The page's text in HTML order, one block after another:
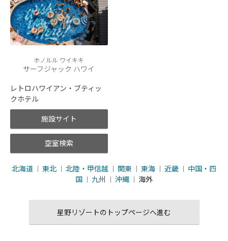
ホノルル ワイキキ
サーフジャック ハワイ
レトロハワイアン・ブティッ
クホテル
施設サイト
空室検索
北海道 ｜ 東北 ｜ 北陸・甲信越 ｜ 関東 ｜ 東海 ｜ 近畿 ｜ 中国・四
国 ｜ 九州 ｜ 沖縄 ｜ 海外
星野リゾートのトップページへ進む